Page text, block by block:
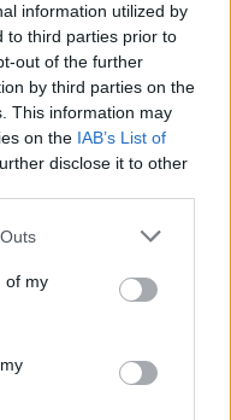
information utilized by
to third parties prior to
out of the further
by third parties on the
This information may
on the IAB’s List of
disclose it to other
one or more Google
You may click to
its third-party tags to
in below Google
of my
az tette
mind nyelvében,
modern
elmondta: